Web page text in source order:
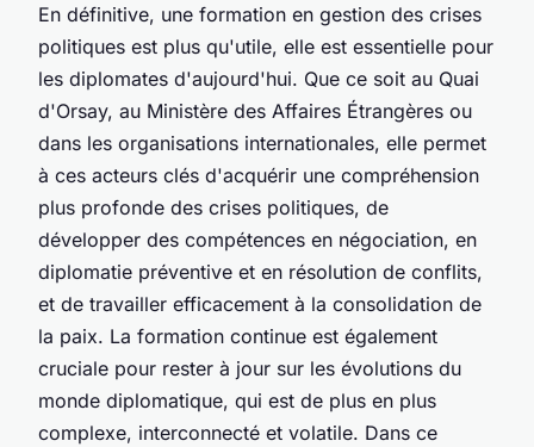
En définitive, une formation en gestion des crises
politiques est plus qu'utile, elle est essentielle pour
les diplomates d'aujourd'hui. Que ce soit au Quai
d'Orsay, au Ministère des Affaires Étrangères ou
dans les organisations internationales, elle permet
à ces acteurs clés d'acquérir une compréhension
plus profonde des crises politiques, de
développer des compétences en négociation, en
diplomatie préventive et en résolution de conflits,
et de travailler efficacement à la consolidation de
la paix. La formation continue est également
cruciale pour rester à jour sur les évolutions du
monde diplomatique, qui est de plus en plus
complexe, interconnecté et volatile. Dans ce